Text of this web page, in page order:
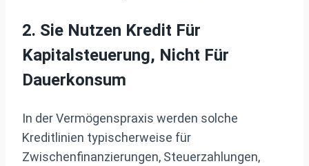
2. Sie Nutzen Kredit Für
Kapitalsteuerung, Nicht Für
Dauerkonsum
In der Vermögenspraxis werden solche
Kreditlinien typischerweise für
Zwischenfinanzierungen, Steuerzahlungen,